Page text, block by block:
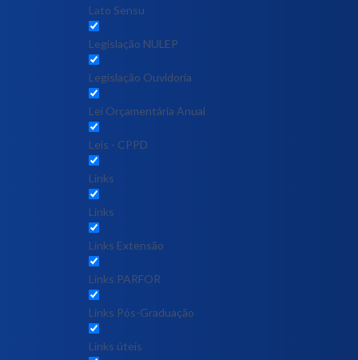
Lato Sensu
Legislação NULEP
Legislação Ouvidoria
Lei Orçamentária Anual
Leis - CPPD
Links
Links
Links Extensão
Links PARFOR
Links Pós-Graduação
Links úteis